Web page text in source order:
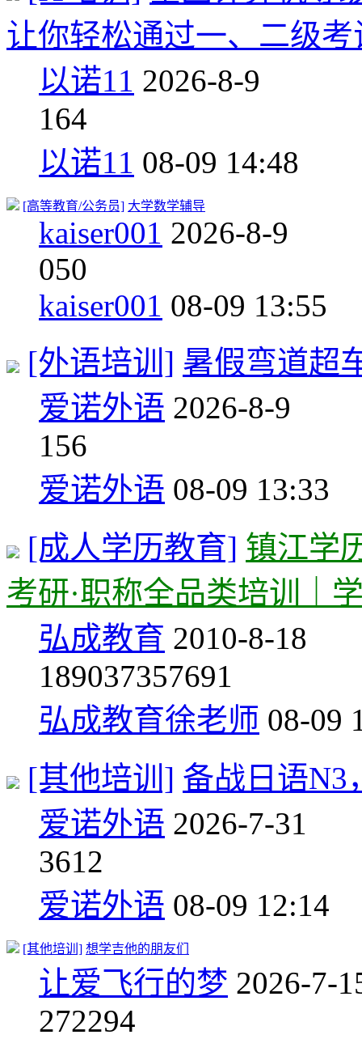
让你轻松通过一、二级考
以诺11 2026-8-9
164
以诺11 08-09 14:48
[高等教育/公务员] 大学数学辅导
kaiser001 2026-8-9
050
kaiser001 08-09 13:55
[外语培训] 暑假弯道超
爱诺外语 2026-8-9
156
爱诺外语 08-09 13:33
[成人学历教育] 镇江学
考研·职称全品类培训｜
弘成教育 2010-8-18
189037357691
弘成教育徐老师 08-09
[其他培训] 备战日语N3
爱诺外语 2026-7-31
3612
爱诺外语 08-09 12:14
[其他培训] 想学吉他的朋友们
让爱飞行的梦 2026-7-
272294